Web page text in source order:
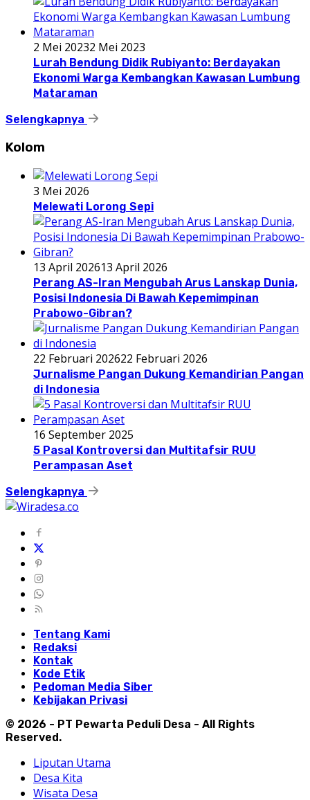
2 Mei 20232 Mei 2023
Lurah Bendung Didik Rubiyanto: Berdayakan
Ekonomi Warga Kembangkan Kawasan Lumbung
Mataraman
Selengkapnya
Kolom
3 Mei 2026
Melewati Lorong Sepi
13 April 202613 April 2026
Perang AS-Iran Mengubah Arus Lanskap Dunia,
Posisi Indonesia Di Bawah Kepemimpinan
Prabowo-Gibran?
22 Februari 202622 Februari 2026
Jurnalisme Pangan Dukung Kemandirian Pangan
di Indonesia
16 September 2025
5 Pasal Kontroversi dan Multitafsir RUU
Perampasan Aset
Selengkapnya
Tentang Kami
Redaksi
Kontak
Kode Etik
Pedoman Media Siber
Kebijakan Privasi
© 2026 - PT Pewarta Peduli Desa - All Rights
Reserved.
Liputan Utama
Desa Kita
Wisata Desa